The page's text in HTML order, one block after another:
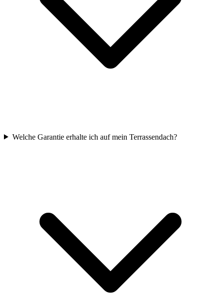
Welche Garantie erhalte ich auf mein Terrassendach?